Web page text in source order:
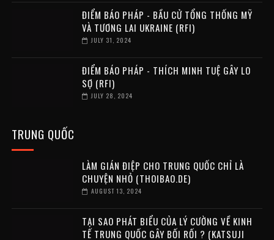
ĐIỂM BÁO PHÁP - BẦU CỬ TỔNG THỐNG MỸ
VÀ TƯƠNG LAI UKRAINE (RFI)
JULY 31, 2024
ĐIỂM BÁO PHÁP - THÍCH MINH TUỆ GÂY LO
SỢ (RFI)
JULY 28, 2024
TRUNG QUỐC
LÀM GIÁN ĐIỆP CHO TRUNG QUỐC CHỈ LÀ
CHUYỆN NHỎ (THOIBAO.DE)
AUGUST 13, 2024
TẠI SAO PHÁT BIỂU CỦA LÝ CƯỜNG VỀ KINH
TẾ TRUNG QUỐC GÂY BỐI RỐI ? (KATSUJI